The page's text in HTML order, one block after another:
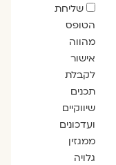
שדה
הסכמה
שליחת
הטופס
מהווה
אישור
לקבלת
תכנים
שיווקיים
ועדכונים
ממגזין
גלויה